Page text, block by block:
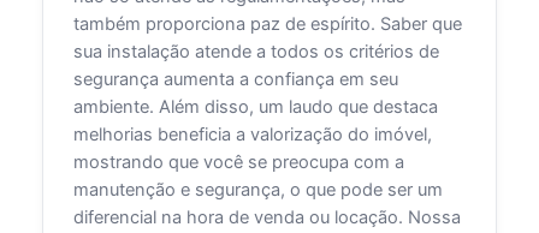
também proporciona paz de espírito. Saber que
sua instalação atende a todos os critérios de
segurança aumenta a confiança em seu
ambiente. Além disso, um laudo que destaca
melhorias beneficia a valorização do imóvel,
mostrando que você se preocupa com a
manutenção e segurança, o que pode ser um
diferencial na hora de venda ou locação. Nossa